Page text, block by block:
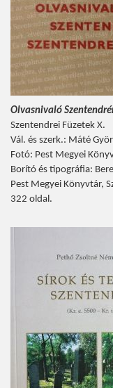
Olvasnivaló
Szentendrei Füzetek X.
Vál. és szerk.: Máté
Fotó: Pest Megyei
Borító és tipográfia:
Pest Megyei Könyvtár,
322 oldal.